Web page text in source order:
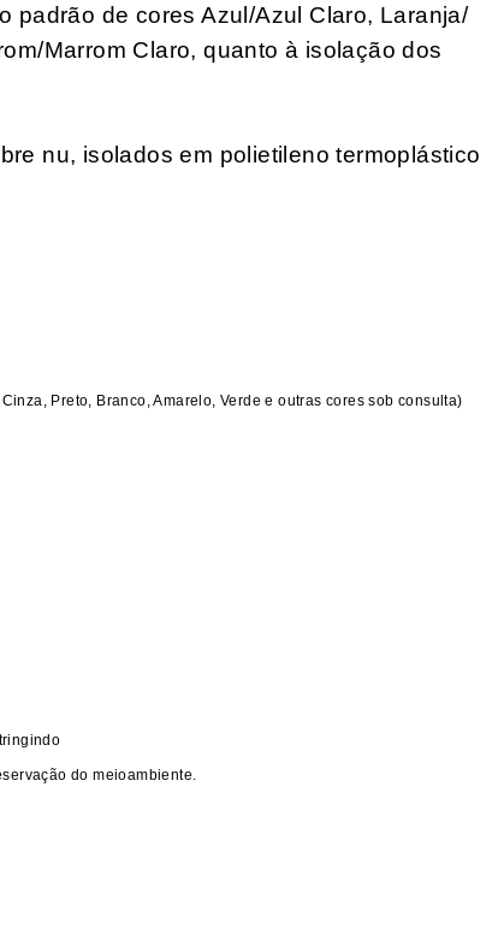
padrão de cores Azul/Azul Claro, Laranja/
Marrom Claro, quanto à isolação dos
nu, isolados em polietileno termoplástico
Preto, Branco, Amarelo, Verde e outras cores sob consulta)
do meioambiente.